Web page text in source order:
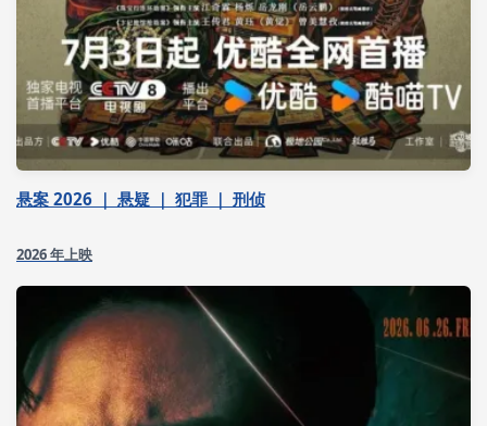
悬案 2026 ｜ 悬疑 ｜ 犯罪 ｜ 刑侦
2026 年上映